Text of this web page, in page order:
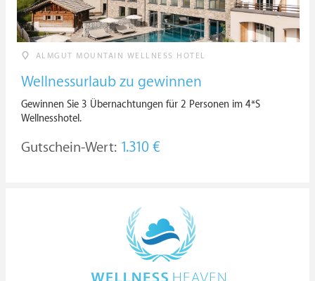
ALMGUT MOUNTAIN WELLNESS HOTEL
Wellnessurlaub zu gewinnen
Gewinnen Sie 3 Übernachtungen für 2 Personen im 4*S
Wellnesshotel.
Gutschein-Wert: 1.310 €